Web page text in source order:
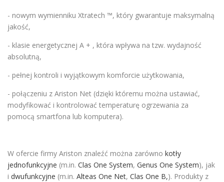
- nowym wymienniku Xtratech ™, który gwarantuje maksymalną
jakość,
- klasie energetycznej A + , która wpływa na tzw. wydajność
absolutną,
- pełnej kontroli i wyjątkowym komforcie użytkowania,
- połączeniu z Ariston Net (dzięki któremu można ustawiać,
modyfikować i kontrolować temperaturę ogrzewania za
pomocą smartfona lub komputera).
W ofercie firmy Ariston znaleźć można zarówno kotły
jednofunkcyjne (m.in. Clas One System, Genus One System), jak
i dwufunkcyjne (m.in. Alteas One Net, Clas One B,). Produkty z